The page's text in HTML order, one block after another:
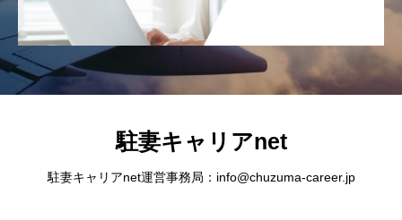
駐妻キャリアnet
駐妻キャリアnet運営事務局：info@chuzuma-career.jp